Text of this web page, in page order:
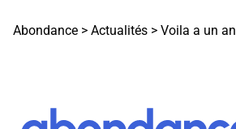
Abondance > Actualités > Voila a un an